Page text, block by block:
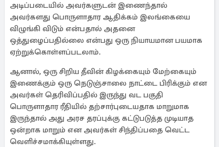
அடிப்படையில் அவர்களுடன் இணைந்தால்
அவர்களது பொருளாதார ஆதிக்கம் இலங்கையை
விழுங்கி விடும் என்பதால் அதனை
ஒத்துழைப்பதில்லை என்பது ஒரு நியாயமான பயமாக
ஏற்றுக்கொள்ளப்படலாம்.
ஆனால், ஒரு சிறிய தீவின் கிழக்கையும் மேற்கையும்
இணைக்கும் ஒரு நெடுஞ்சாலை நாட்டை பிரிக்கும் என
அவர்கள் தெரிவிப்பதில் இருந்து வட பகுதி
பொருளாதார ரீதியில் தற்சார்புடையதாக மாறுமாக
இருந்தால் அது அரச தரப்புக்கு கட்டுபடுத்த முடியாத
ஒன்றாக மாறும் என அவர்கள் சிந்திப்பதை வெட்ட
வெளிச்சமாக்கியுள்ளது.